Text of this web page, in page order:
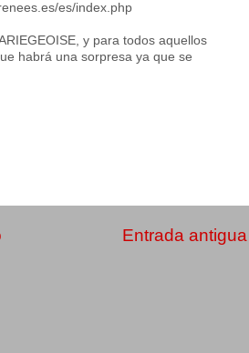
es/index.php
y para todos aquellos
habrá una sorpresa ya que se
Entrada antigua